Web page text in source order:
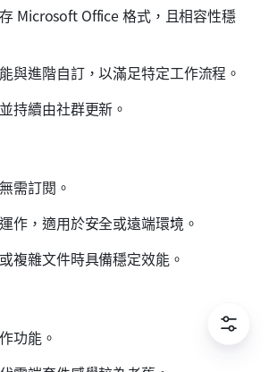
Microsoft Office 格式，且相容性穩
與進階自訂，以滿足特定工作流程。
持續由社群更新。
需訂閱。
作，適用於安全或遠端環境。
複雜文件時具備穩定效能。
功能。